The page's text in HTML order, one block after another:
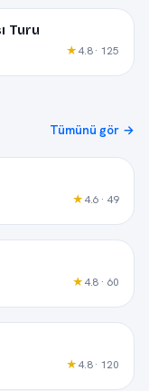
Turu
★4.8 · 125
Tümünü gör →
★4.6 · 49
★4.8 · 60
★4.8 · 120